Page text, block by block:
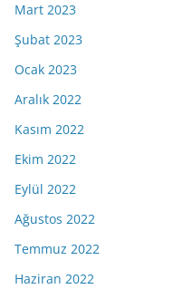
Mart 2023
Şubat 2023
Ocak 2023
Aralık 2022
Kasım 2022
Ekim 2022
Eylül 2022
Ağustos 2022
Temmuz 2022
Haziran 2022